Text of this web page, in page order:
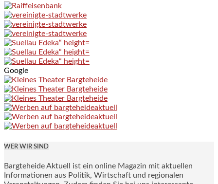
Google
WER WIR SIND
Bargteheide Aktuell ist ein online Magazin mit aktuellen
Informationen aus Politik, Wirtschaft und regionalen